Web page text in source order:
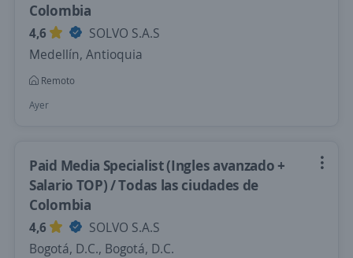
Colombia
4,6
SOLVO S.A.S
Medellín, Antioquia
Remoto
Ayer
Paid Media Specialist (Ingles avanzado +
Salario TOP) / Todas las ciudades de
Colombia
4,6
SOLVO S.A.S
Bogotá, D.C., Bogotá, D.C.